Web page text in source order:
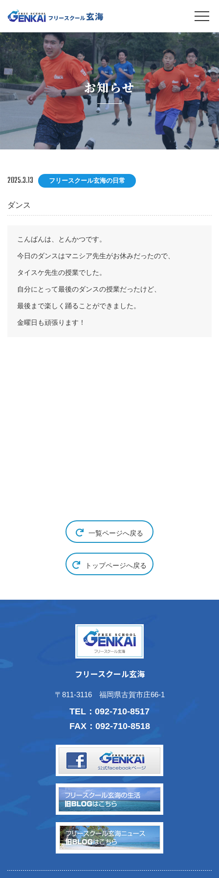
お知らせ
2025.3.13 フリースクール玄海の日常
ダンス
こんばんは、とんかつです。
今日のダンスはマニシア先生がお休みだったので、
タイスケ先生の授業でした。
自分にとって最後のダンスの授業だったけど、
最後まで楽しく踊ることができました。
金曜日も頑張ります！
一覧ページへ戻る
トップページへ戻る
フリースクール玄海
〒811-3116 福岡県古賀市庄66-1
TEL： 092-710-8517
FAX：092-710-8518